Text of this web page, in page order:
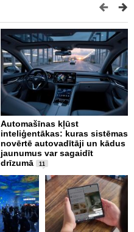
Automašīnas kļūst
inteliģentākas: kuras sistēmas
novērtē autovadītāji un kādus
jaunumus var sagaidīt
drīzumā
11